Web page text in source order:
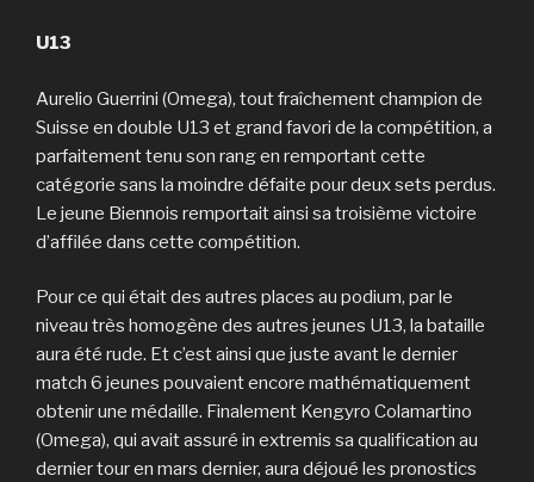
U13
Aurelio Guerrini (Omega), tout fraîchement champion de
Suisse en double U13 et grand favori de la compétition, a
parfaitement tenu son rang en remportant cette
catégorie sans la moindre défaite pour deux sets perdus.
Le jeune Biennois remportait ainsi sa troisième victoire
d’affilée dans cette compétition.
Pour ce qui était des autres places au podium, par le
niveau très homogène des autres jeunes U13, la bataille
aura été rude. Et c’est ainsi que juste avant le dernier
match 6 jeunes pouvaient encore mathématiquement
obtenir une médaille. Finalement Kengyro Colamartino
(Omega), qui avait assuré in extremis sa qualification au
dernier tour en mars dernier, aura déjoué les pronostics